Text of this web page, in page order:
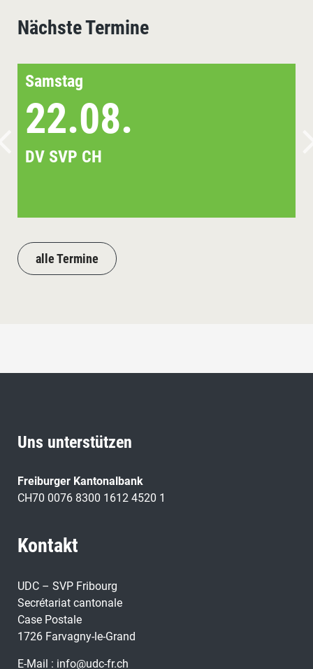
Nächste Termine
Samstag
22.08.
DV SVP CH
alle Termine
Uns unterstützen
Freiburger Kantonalbank
CH70 0076 8300 1612 4520 1
Kontakt
UDC – SVP Fribourg
Secrétariat cantonale
Case Postale
1726 Farvagny-le-Grand
E-Mail : info@udc-fr.ch